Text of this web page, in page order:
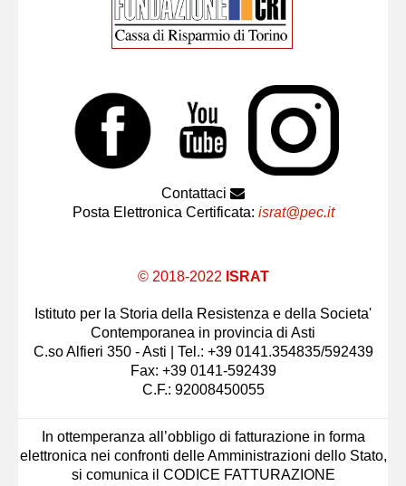
Contattaci
Posta Elettronica Certificata: israt@pec.it
© 2018-2022 ISRAT
Istituto per la Storia della Resistenza e della Societa'
Contemporanea in provincia di Asti
C.so Alfieri 350 - Asti | Tel.: +39 0141.354835/592439
Fax: +39 0141-592439
C.F.: 92008450055
In ottemperanza all’obbligo di fatturazione in forma
elettronica nei confronti delle Amministrazioni dello Stato,
si comunica il CODICE FATTURAZIONE